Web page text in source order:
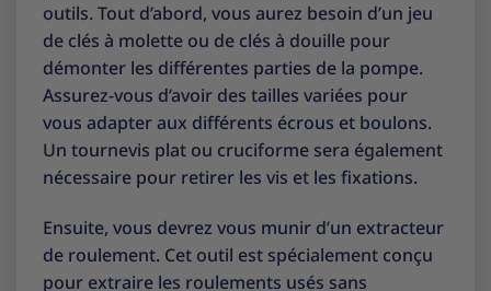
outils. Tout d’abord, vous aurez besoin d’un jeu
de clés à molette ou de clés à douille pour
démonter les différentes parties de la pompe.
Assurez-vous d’avoir des tailles variées pour
vous adapter aux différents écrous et boulons.
Un tournevis plat ou cruciforme sera également
nécessaire pour retirer les vis et les fixations.
Ensuite, vous devrez vous munir d’un extracteur
de roulement. Cet outil est spécialement conçu
pour extraire les roulements usés sans